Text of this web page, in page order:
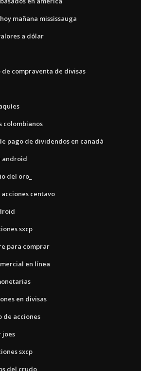
mañana mississauga
a dólar
compraventa de divisas
colombianos
pago de dividendos en canadá
android
del oro_
centavo
sxcp
para comprar
en línea
en divisas
de acciones
joes
sxcp
del crudo